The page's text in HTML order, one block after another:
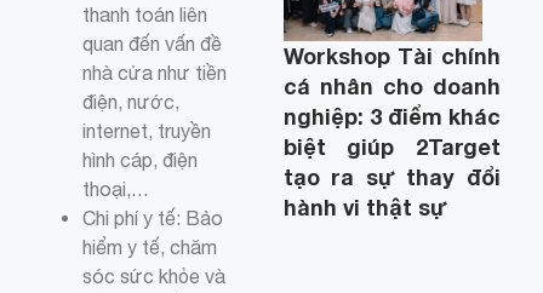
thanh toán liên
quan đến vấn đề
nhà cửa như tiền
điện, nước,
internet, truyền
hình cáp, điện
thoại,…
Chi phí y tế: Bảo
hiểm y tế, chăm
sóc sức khỏe và
Workshop Tài chính
cá nhân cho doanh
nghiệp: 3 điểm khác
biệt giúp 2Target
tạo ra sự thay đổi
hành vi thật sự